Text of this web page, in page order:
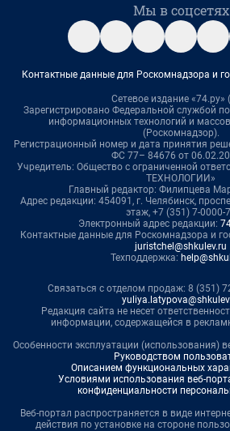
Мы в соцсетях
Контактные данные для Роскомнадзора и
Сетевое издание «74.ру»
Зарегистрировано Федеральной службой
информационных технологий и
(Роскомнадзор).
Регистрационный номер и дата принятия
ФС 77– 84676 от
Учредитель: Общество с ограниченной
ТЕХНОЛОГИИ»
Главный редактор: Филипцева
Адрес редакции: 454091, г. Челябинск,
этаж, +7 (351) 7-0000-
Электронный адрес редакции:
Контактные данные для Роскомнадзора и
juristchel@shkulev.ru
Техподдержка:
Связаться с отделом продаж: 8 (351)
Редакция сайта не несет
информации, содержащейся в
Особенности эксплуатации (использования)
Руководством
Описанием функциональных
Условиями использования веб-
конфиденциальности
Веб-портал распространяется в виде
действия по установке на стороне